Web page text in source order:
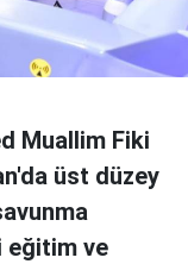
Muallim Fiki
üst düzey
eğitim ve